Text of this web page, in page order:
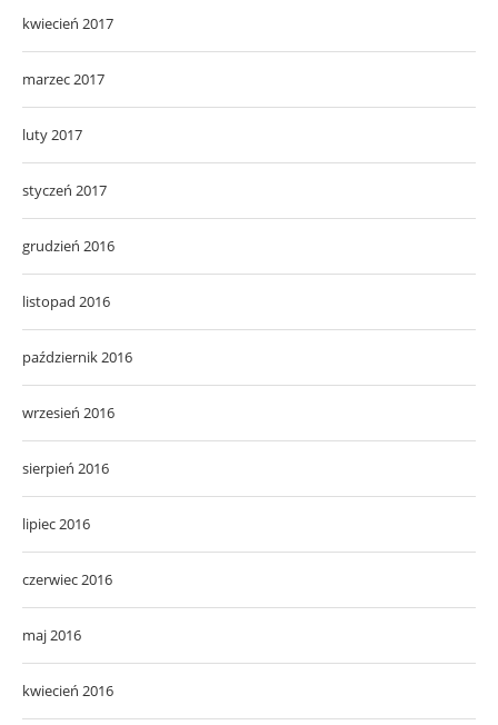
kwiecień 2017
marzec 2017
luty 2017
styczeń 2017
grudzień 2016
listopad 2016
październik 2016
wrzesień 2016
sierpień 2016
lipiec 2016
czerwiec 2016
maj 2016
kwiecień 2016